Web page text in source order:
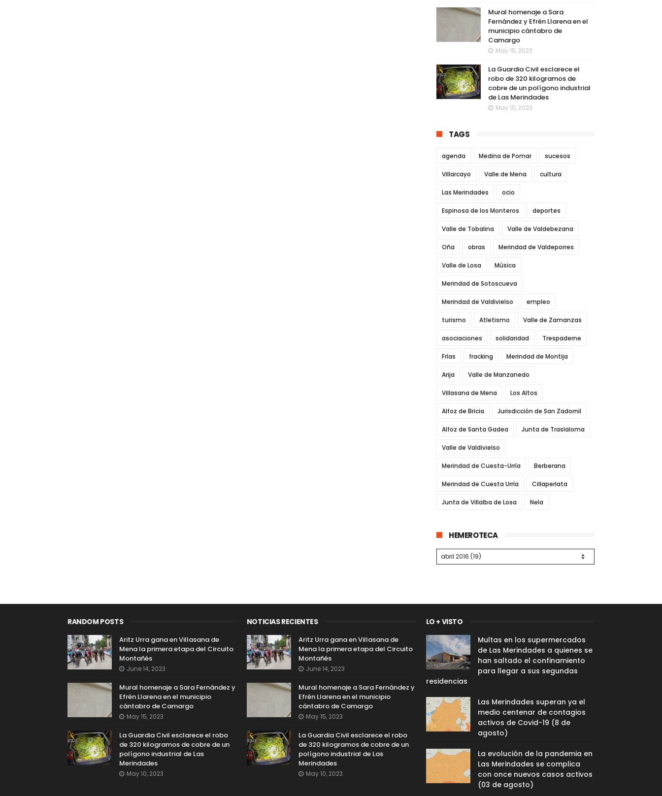
Mural homenaje a Sara
Fernández y Efrén Llarena en el
municipio cántabro de
Camargo
May 15, 2023
La Guardia Civil esclarece el
robo de 320 kilogramos de
cobre de un polígono industrial
de Las Merindades
May 10, 2023
TAGS
agenda Medina de Pomar sucesos
Villarcayo Valle de Mena cultura
Las Merindades ocio
Espinosa de los Monteros deportes
Valle de Tobalina Valle de Valdebezana
Oña obras Merindad de Valdeporres
Valle de Losa Música
Merindad de Sotoscueva
Merindad de Valdivielso empleo
turismo Atletismo Valle de Zamanzas
asociaciones solidaridad Trespaderne
Frías fracking Merindad de Montija
Arija Valle de Manzanedo
Villasana de Mena Los Altos
Alfoz de Bricia Jurisdicción de San Zadornil
Alfoz de Santa Gadea Junta de Traslaloma
Valle de Valdivielso
Merindad de Cuesta-Urría Berberana
Merindad de Cuesta Urría Cillaperlata
Junta de Villalba de Losa Nela
HEMEROTECA
RANDOM POSTS
Aritz Urra gana en Villasana de
Mena la primera etapa del Circuito
Montañés
June 14, 2023
Mural homenaje a Sara Fernández y
Efrén Llarena en el municipio
cántabro de Camargo
May 15, 2023
La Guardia Civil esclarece el robo
de 320 kilogramos de cobre de un
polígono industrial de Las
Merindades
May 10, 2023
NOTICIAS RECIENTES
Aritz Urra gana en Villasana de
Mena la primera etapa del Circuito
Montañés
June 14, 2023
Mural homenaje a Sara Fernández y
Efrén Llarena en el municipio
cántabro de Camargo
May 15, 2023
La Guardia Civil esclarece el robo
de 320 kilogramos de cobre de un
polígono industrial de Las
Merindades
May 10, 2023
LO + VISTO
Multas en los supermercados
de Las Merindades a quienes se
han saltado el confinamiento
para llegar a sus segundas
residencias
Las Merindades superan ya el
medio centenar de contagios
activos de Covid-19 (8 de
agosto)
La evolución de la pandemia en
Las Merindades se complica
con once nuevos casos activos
(03 de agosto)